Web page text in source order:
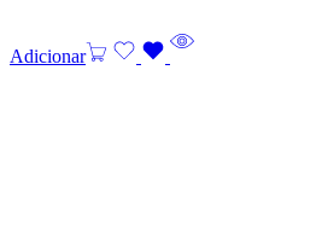
Adicionar